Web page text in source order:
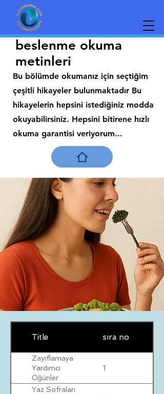
beslenme okuma
metinleri
Bu bölümde okumanız için seçtiğim
çeşitli hikayeler bulunmaktadır Bu
hikayelerin hepsini istediğiniz modda
okuyabilirsiniz. Hepsini bitirene hızlı
okuma garantisi veriyorum...
Title sıra no
Zayıflamaya
Yardımcı
Öğünler
1
Yaz Sofraları